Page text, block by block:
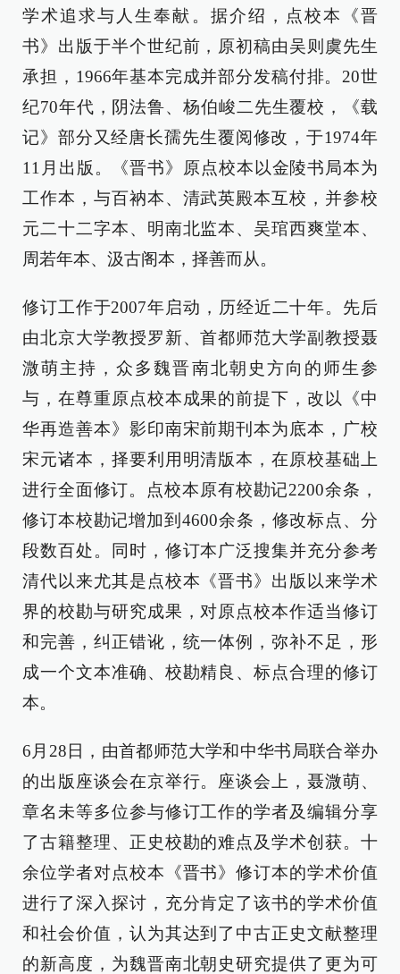
学术追求与人生奉献。据介绍，点校本《晋
书》出版于半个世纪前，原初稿由吴则虞先生
承担，1966年基本完成并部分发稿付排。20世
纪70年代，阴法鲁、杨伯峻二先生覆校，《载
记》部分又经唐长孺先生覆阅修改，于1974年
11月出版。《晋书》原点校本以金陵书局本为
工作本，与百衲本、清武英殿本互校，并参校
元二十二字本、明南北监本、吴琯西爽堂本、
周若年本、汲古阁本，择善而从。
修订工作于2007年启动，历经近二十年。先后
由北京大学教授罗新、首都师范大学副教授聂
溦萌主持，众多魏晋南北朝史方向的师生参
与，在尊重原点校本成果的前提下，改以《中
华再造善本》影印南宋前期刊本为底本，广校
宋元诸本，择要利用明清版本，在原校基础上
进行全面修订。点校本原有校勘记2200余条，
修订本校勘记增加到4600余条，修改标点、分
段数百处。同时，修订本广泛搜集并充分参考
清代以来尤其是点校本《晋书》出版以来学术
界的校勘与研究成果，对原点校本作适当修订
和完善，纠正错讹，统一体例，弥补不足，形
成一个文本准确、校勘精良、标点合理的修订
本。
6月28日，由首都师范大学和中华书局联合举办
的出版座谈会在京举行。座谈会上，聂溦萌、
章名未等多位参与修订工作的学者及编辑分享
了古籍整理、正史校勘的难点及学术创获。十
余位学者对点校本《晋书》修订本的学术价值
进行了深入探讨，充分肯定了该书的学术价值
和社会价值，认为其达到了中古正史文献整理
的新高度，为魏晋南北朝史研究提供了更为可